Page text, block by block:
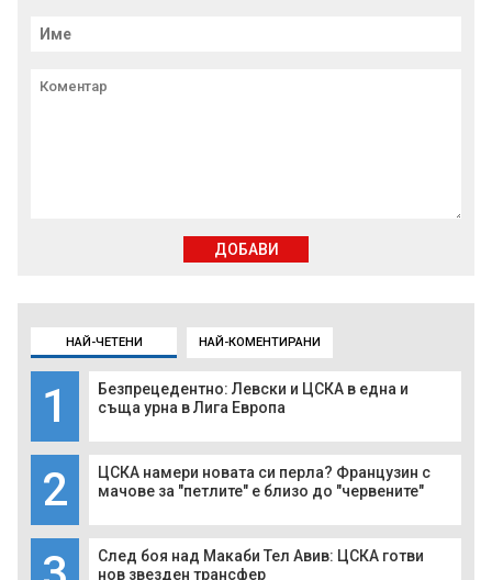
НАЙ-ЧЕТЕНИ НАЙ-КОМЕНТИРАНИ
1
Безпрецедентно: Левски и ЦСКА в една и
съща урна в Лига Европа
2
ЦСКА намери новата си перла? Французин с
мачове за "петлите" е близо до "червените"
След боя над Макаби Тел Авив: ЦСКА готви
нов звезден трансфер
ДОБАВИ